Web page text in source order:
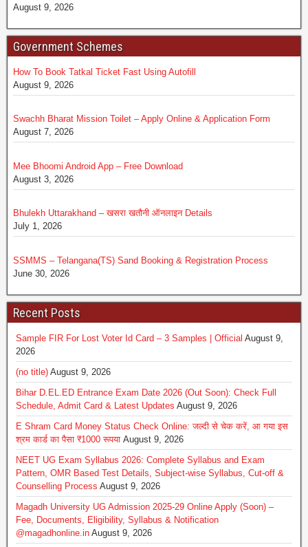
August 9, 2026
Government Schemes
How To Book Tatkal Ticket Fast Using Autofill
August 9, 2026
Swachh Bharat Mission Toilet – Apply Online & Application Form
August 7, 2026
Mee Bhoomi Android App – Free Download
August 3, 2026
Bhulekh Uttarakhand – खसरा खतौनी ऑनलाइन Details
July 1, 2026
SSMMS – Telangana(TS) Sand Booking & Registration Process
June 30, 2026
Recent Posts
Sample FIR For Lost Voter Id Card – 3 Samples | Official August 9,
2026
(no title) August 9, 2026
Bihar D.EL.ED Entrance Exam Date 2026 (Out Soon): Check Full
Schedule, Admit Card & Latest Updates August 9, 2026
E Shram Card Money Status Check Online: जल्दी से चेक करें, आ गया इस
श्रम कार्ड का पैसा ₹1000 रूपया August 9, 2026
NEET UG Exam Syllabus 2026: Complete Syllabus and Exam
Pattern, OMR Based Test Details, Subject-wise Syllabus, Cut-off &
Counselling Process August 9, 2026
Magadh University UG Admission 2025-29 Online Apply (Soon) –
Fee, Documents, Eligibility, Syllabus & Notification
@magadhonline.in August 9, 2026